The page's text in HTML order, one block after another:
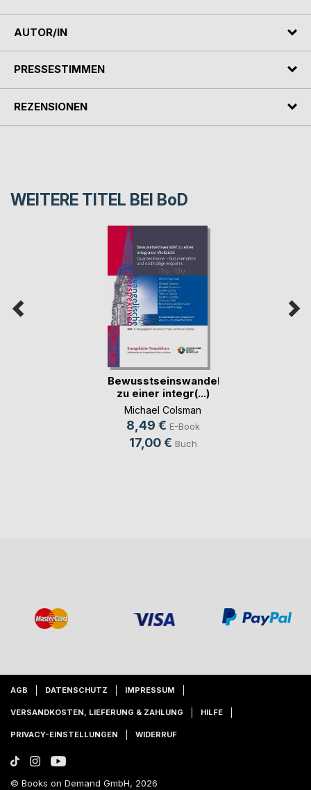
AUTOR/IN
PRESSESTIMMEN
REZENSIONEN
WEITERE TITEL BEI BoD
Bewusstseinswandel
zu einer integr(...)
Michael Colsman
8,49 € E-Book
17,00 € Buch
AGB DATENSCHUTZ IMPRESSUM
VERSANDKOSTEN, LIEFERUNG & ZAHLUNG HILFE
PRIVACY-EINSTELLUNGEN WIDERRUF
© Books on Demand GmbH, 2026